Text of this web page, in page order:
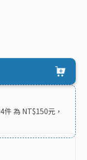
為 NT$150元，